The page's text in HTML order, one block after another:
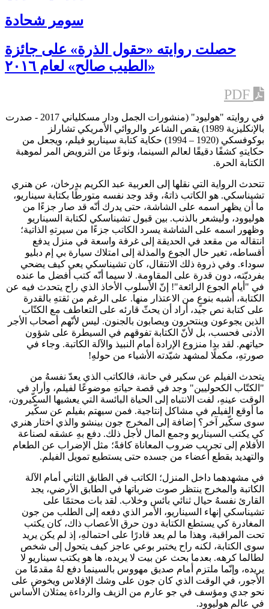
سومر شحادة
حصلت روايته «حقول الذرة» على جائزة
«الطيب صالح» لعام ٢٠١٦
في روايته "هوليود" (منشورات الجمل ودار مسكلياني 2017 - صدرت
بالإنكليزية 1989) يقص الشاعر والروائي الأمريكي تشارلز
بوكوفسكي (1920 – 1994) حكاية كتابة سيناريو فيلم، ويجعل من
حكايتهِ كشفًا دقيقًا لعالم السينما، ونوعًا من الترويض المر لموهبة
الكتابة الحرة.
تتحدث الرواية التي نقلها إلى العربية عبد الكريم بدرخان، عن هنري
تشيناسكي. هو الكاتب ذاتهُ، وقد وجد نفسه متورطًا بكتابة سيناريو،
ما أن يظهر اسمه على الشاشة، حتى يدرك أنّه قد صار جزءًا من
هوليوود، وليشعر بالذنب. بين قبول تشيناسكي لكتابة السيناريو
وظهور اسمه على الشاشة يسرد الكاتب جزءًا من سيرتهِ الذاتية؛
انتقاله من مقعد في الحديقة إلى غرفة واسعة في منزل يدفع
أقساطه، تغير حال الجوع والمذلة إلى امتلاك سيارة بي إم دبليو
سوداء. وفي ذروة ذلك الانتقال، كان تشيناسكي يعي كيف يضحي
بفرديّته، دون قدرة على المقاومة. لا سيما أنّه كتب أفضل ما عنده
في "أيام الجوع الرائعة"! إنّ الأسلوب الأخاذ الذي راح يتحدث فيه عن
الكتابة، أشبه بنوعٍ من الاعتذار منها. على الرغم من ثقتهِ بالقدرة
على كتابة نص جيد، أراد أن يحثّ قارئه على التعاطف مع الكتّاب
الذين يجوعون وينتحرون ويصابون بالجنون. ليس لأنّهم أصحاب الأجر
الأدنى فحسب، بل لأنّ الكتابة تفوقهم في السيطرة على شؤون
حياتهم. لقد بدا منزوع الإرادة أمام النبيذ والآلة الكاتبة. وجاء في
صورتهِ، مكملًا لمشهد شيّدته الأشياء من حولهِ!
يتحدث الفيلم عن سكير في حانة، فالكاتب الذي يعدّ نفسهُ من
"الكتّاب الكحوليين" وجد في قصة حياتهِ موضوعًا لفيلم، وأراد في
الوقت عينهِ، لفت الانتباه إلى الحياة البائسة التي يعشيها السكّيرون،
ما أوقع الفيلم في مشاكل إنتاجية. فمن سيهتم بفيلم عن سكّير
سوى سكّير آخر؟ إضافة إلى المخرج جون بينشو والذي اختار هنري
كي يكتب السيناريو وجمع المال لأجل ذلك. دفع بهِ عشقه لصناعة
الأفلام إلى تجريب ضروب المعاناة كافةً؛ مثل الإضراب عن الطعام
والتهديد بقطع أعضاء من جسده حتى يستطيع تمويل الفيلم.
في مشهدهما داخل المنزل؛ الكاتب في الطابق الثاني أمام الآلة
الكاتبة والمخرج ينتظر صوت ضرباتها في الطابق الأرضي، يجد
القارئ نفسهُ حيال ثنائي بائس وخلاب. لقد بات محتمًا على
تشيناسكي إنهاء السيناريو، الأمر الذي دفعه إلى الطلب من جون
المغادرة كي يستطع الكتابة دون حرق الأعصاب ذاك، كان يكتب
تحت المراقبة، وهذا ما لم يعد قادرًا على احتمالهِ، إذ لم يكن يريد
سوى الكتابة، لكنه راح يختبر بوعي عاجز كيف يتحول إلى شخص
لطالما كرهه. بعدما بحث عن بيت لا يريده، ها هو يكتب سيناريو لا
يريده، وإنّما ملتزم أمام صديق مهووس بالسينما دفع لهُ مقدمًا من
الأجور، في الوقت الذي كان جون على وشك الإفلاس ويخوض على
نحو جدي ومؤسف في جو عارم من الزيف والرداءة يمثلان الأساس
في عالم هوليوود.